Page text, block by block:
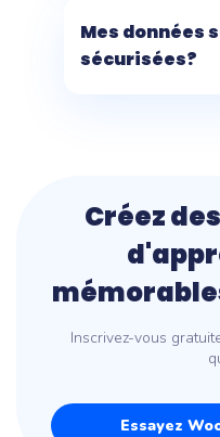
Mes données
sécurisées?
Créez
Inscrivez-vous
Essayez